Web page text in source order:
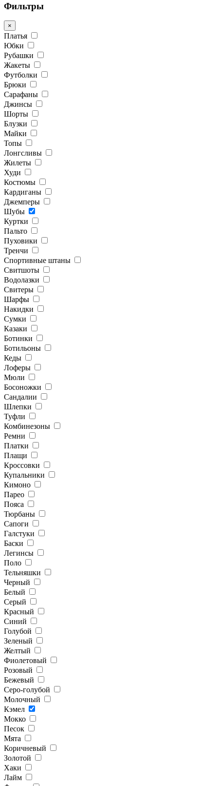
Фильтры
×
Платья
Юбки
Рубашки
Жакеты
Футболки
Брюки
Сарафаны
Джинсы
Шорты
Блузки
Майки
Топы
Лонгсливы
Жилеты
Худи
Костюмы
Кардиганы
Джемперы
Шубы
Куртки
Пальто
Пуховики
Тренчи
Спортивные штаны
Свитшоты
Водолазки
Свитеры
Шарфы
Накидки
Сумки
Казаки
Ботинки
Ботильоны
Кеды
Лоферы
Мюли
Босоножки
Сандалии
Шлепки
Туфли
Комбинезоны
Ремни
Платки
Плащи
Кроссовки
Купальники
Кимоно
Парео
Пояса
Тюрбаны
Сапоги
Галстуки
Баски
Легинсы
Поло
Тельняшки
Черный
Белый
Серый
Красный
Синий
Голубой
Зеленый
Желтый
Фиолетовый
Розовый
Бежевый
Серо-голубой
Молочный
Кэмел
Мокко
Песок
Мята
Коричневый
Золотой
Хаки
Лайм